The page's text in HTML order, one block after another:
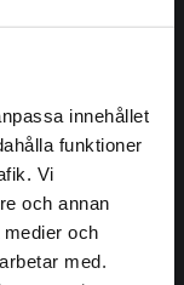
innehållet
funktioner
Vi
och annan
och
med.